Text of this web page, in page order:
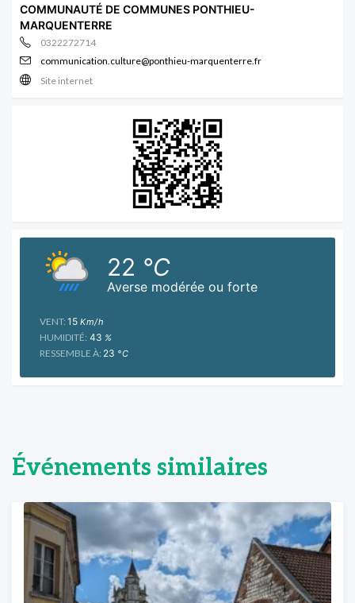
COMMUNAUTÉ DE COMMUNES PONTHIEU-
MARQUENTERRE
0322272714
communication.culture@ponthieu-marquenterre.fr
Site internet
Averse modérée ou forte
22 °C
VENT: 15 Km/h
HUMIDITÉ: 43 %
RESSEMBLE À: 23 °C
Événements similaires